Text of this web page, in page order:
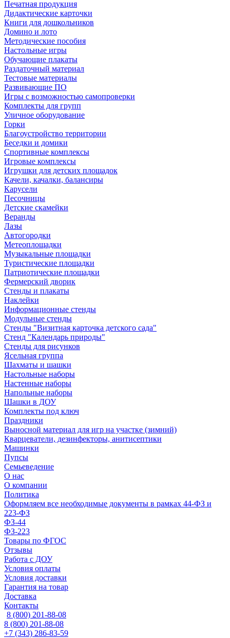
Печатная продукция
Дидактические карточки
Книги для дошкольников
Домино и лото
Методические пособия
Настольные игры
Обучающие плакаты
Раздаточный материал
Тестовые материалы
Развивающие ПО
Игры с возможностью самопроверки
Комплекты для групп
Уличное оборудование
Горки
Благоустройство территории
Беседки и домики
Спортивные комплексы
Игровые комплексы
Игрушки для детских площадок
Качели, качалки, балансиры
Карусели
Песочницы
Детские скамейки
Веранды
Лазы
Автогородки
Метеоплощадки
Музыкальные площадки
Туристические площадки
Патриотические площадки
Фермерский дворик
Стенды и плакаты
Наклейки
Информационные стенды
Модульные стенды
Стенды "Визитная карточка детского сада"
Стенд "Календарь природы"
Стенды для рисунков
Ясельная группа
Шахматы и шашки
Настольные наборы
Настенные наборы
Напольные наборы
Шашки в ДОУ
Комплекты под ключ
Праздники
Выносной материал для игр на участке (зимний)
Кварцеватели, дезинфекторы, анитисептики
Машинки
Пупсы
Семьеведение
О нас
О компании
Политика
Оформляем все необходимые документы в рамках 44-ФЗ и
223-ФЗ
ФЗ-44
ФЗ-223
Товары по ФГОС
Отзывы
Работа с ДОУ
Условия оплаты
Условия доставки
Гарантия на товар
Доставка
Контакты
8 (800) 201-88-08
8 (800) 201-88-08
+7 (343) 286-83-59